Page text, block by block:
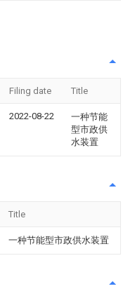
Filing date Title
2022-08-22
一种节能
型市政供
水装置
Title
一种节能型市政供水装置